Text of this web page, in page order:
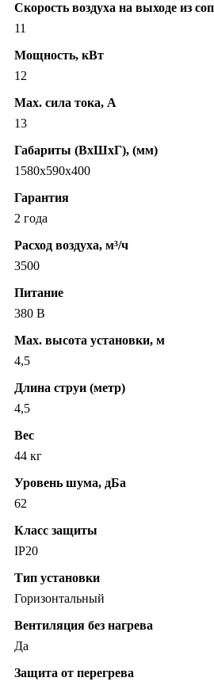
Скорость воздуха на выходе из
11
Мощность, кВт
12
Max. сила тока, А
13
Габариты (ВхШхГ), (мм)
1580x590x400
Гарантия
2 года
Расход воздуха, м³/ч
3500
Питание
380 В
Max. высота установки, м
4,5
Длина струи (метр)
4,5
Вес
44 кг
Уровень шума, дБа
62
Класс защиты
IP20
Тип установки
Горизонтальный
Вентиляция без нагрева
Да
Защита от перегрева